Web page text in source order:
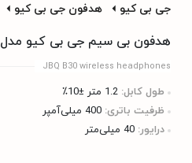
جی بی کیو هدفون جی بی کیو
هدفون بی سیم جی بی کیو مدل JBQ B30
JBQ B30 wireless headphones
طول کابل: 1.2 متر ±10٪
ظرفیت باتری: 400 میلی‌آمپر
درایور: 40 میلی‌متر